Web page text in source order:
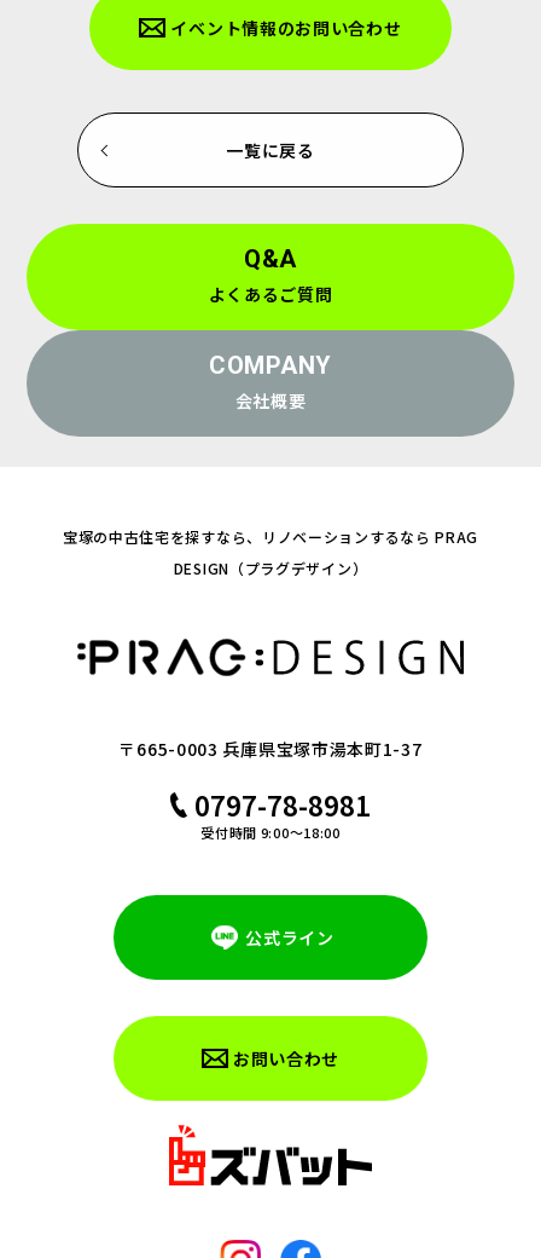
イベント情報のお問い合わせ
一覧に戻る
Q&A
よくあるご質問
COMPANY
会社概要
宝塚の中古住宅を探すなら、リノベーションするなら PRAG
DESIGN（プラグデザイン）
〒665-0003 兵庫県宝塚市湯本町1-37
0797-78-8981
受付時間 9:00～18:00
公式ライン
お問い合わせ